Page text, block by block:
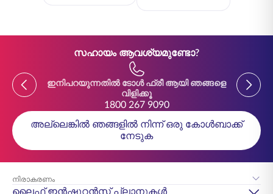
സഹായം ആവശ്യമുണ്ടോ?
Previousഇനിപറയുന്നതിൽ ടോൾ ഫ്രീ ആയി ഞങ്ങളെ
വിളിക്കൂ
1800 267 9090
Previous
അല്ലെങ്കിൽ ഞങ്ങളിൽ നിന്ന് ഒരു കോൾബാക്ക്
നേടുക
നിരാകരണം
ലൈഫ് ഇൻഷുറൻസ് പ്ലാനുകൾ